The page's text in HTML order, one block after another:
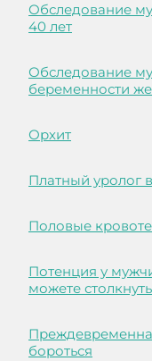
Обследование
40 лет
Обследование
беременности
Орхит
Платный уролог
Половые
Потенция у
можете
бороться